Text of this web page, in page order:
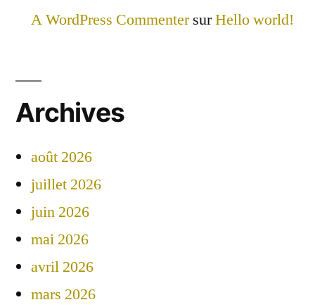
A WordPress CommentersurHello world!
Archives
août 2026
juillet 2026
juin 2026
mai 2026
avril 2026
mars 2026